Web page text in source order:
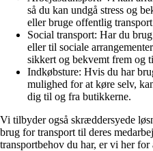
så du kan undgå stress og
eller bruge offentlig
Social transport: Har du
eller til sociale
sikkert og bekvemt frem og
Indkøbsture: Hvis du har
mulighed for at køre selv,
dig til og fra butikkerne.
Vi tilbyder også skræddersyede
brug for transport til deres
transportbehov du har, er vi her for